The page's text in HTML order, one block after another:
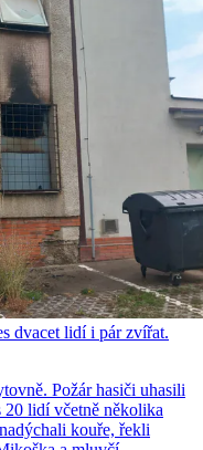
dvacet lidí i pár zvířat.
Požár hasiči uhasili
20 lidí včetně několika
kouře, řekli